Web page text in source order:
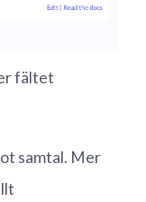
fältet
samtal. Mer